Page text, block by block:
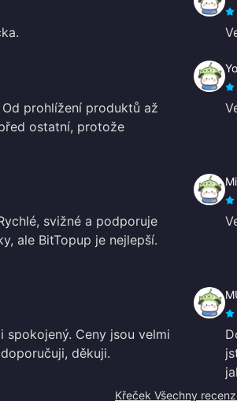
prohlížení produktů až
ostatní, protože
svižné a podporuje
ale BitTopup je nejlepší.
Ceny jsou velmi
děkuji.
Křeček Všechny